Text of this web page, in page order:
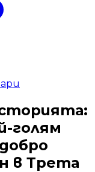
голям
в Трета